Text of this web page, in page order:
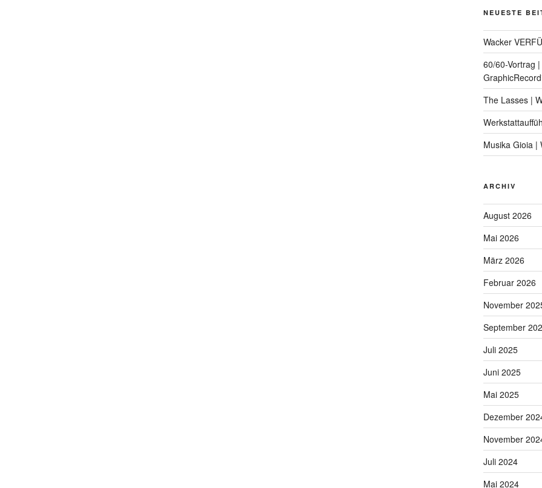
NEUESTE
Wacker
60/60-Vortrag
The Lasses |
Musika Gioia |
ARCHIV
August 2026
Mai 2026
März 2026
Februar 2026
November
September
Juli 2025
Juni 2025
Mai 2025
Dezember
November
Juli 2024
Mai 2024